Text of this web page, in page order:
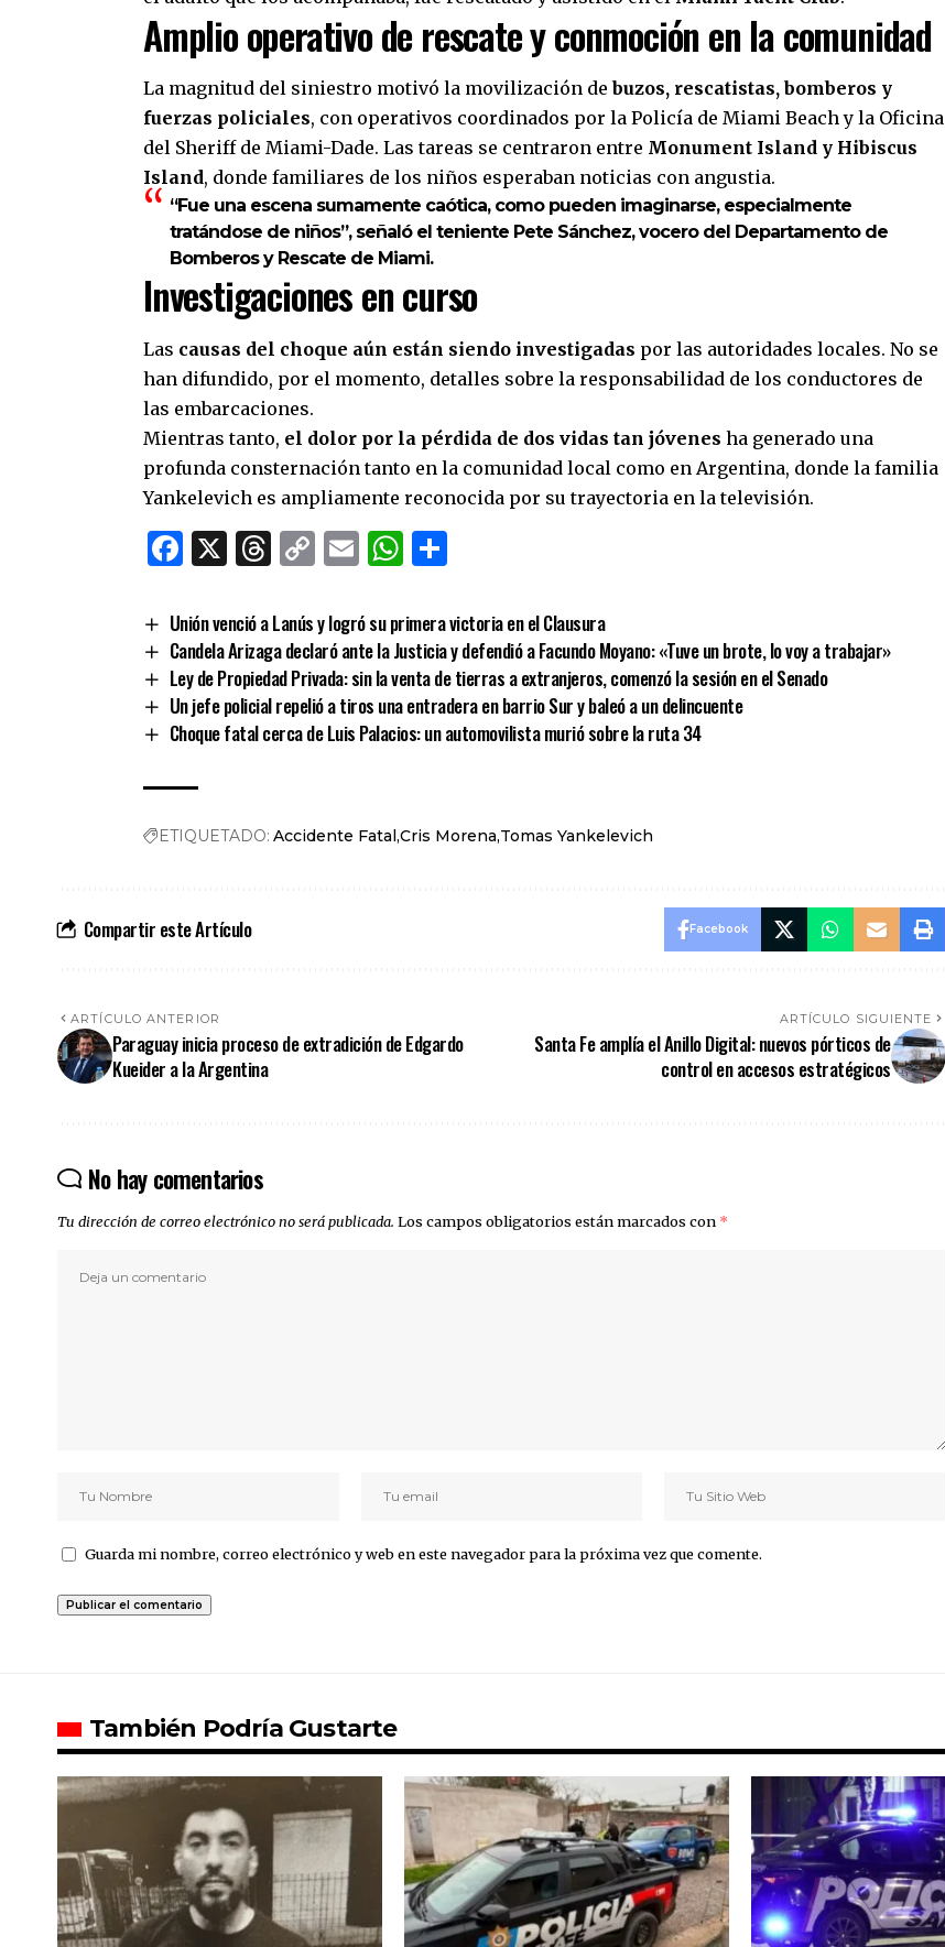
Amplio operativo de rescate y conmoción en la comunidad
La magnitud del siniestro motivó la movilización debuzos, rescatistas, bomberos y
fuerzas policiales, con operativos coordinados por la Policía de Miami Beach y la Oficina
del Sheriff de Miami-Dade. Las tareas se centraron entre Monument Island y Hibiscus
Island, donde familiares de los niños esperaban noticias con angustia.
“Fue una escena sumamente caótica, como pueden imaginarse, especialmente
tratándose de niños”, señaló el teniente Pete Sánchez, vocero del Departamento de
Bomberos y Rescate de Miami.
Investigaciones en curso
Las causas del choque aún están siendo investigadas por las autoridades locales. No se
han difundido, por el momento, detalles sobre la responsabilidad de los conductores de
las embarcaciones.
Mientras tanto, el dolor por la pérdida de dos vidas tan jóvenes ha generado una
profunda consternación tanto en la comunidad local como en Argentina, donde la familia
Yankelevich es ampliamente reconocida por su trayectoria en la televisión.
Facebook
X Threads
CopyEmailWhatsApp
Unión venció a Lanús y logró su primera victoria en el Clausura
Candela Arizaga declaró ante la Justicia y defendió a Facundo Moyano: «Tuve un brote, lo voy a trabajar»
Ley de Propiedad Privada: sin la venta de tierras a extranjeros, comenzó la sesión en el Senado
Un jefe policial repelió a tiros una entradera en barrio Sur y baleó a un delincuente
Choque fatal cerca de Luis Palacios: un automovilista murió sobre la ruta 34
ETIQUETADO: Accidente FatalCris Morena Tomas Yankelevich
Compartir este Artículo Facebook
ARTÍCULO ANTERIOR
Paraguay inicia proceso de extradición de Edgardo
Kueider a la Argentina
ARTÍCULO SIGUIENTE
Santa Fe amplía el Anillo Digital: nuevos pórticos de
control en accesos estratégicos
No hay comentarios
Tu dirección de correo electrónico no será publicada. Los campos obligatorios están marcados con *
Guarda mi nombre, correo electrónico y web en este navegador para la próxima vez que comente.
También Podría Gustarte